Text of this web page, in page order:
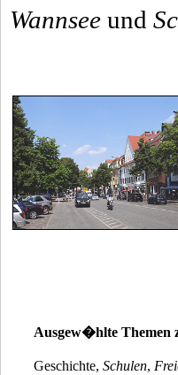
Wannsee und
Ausgew�hlte Themen
Geschichte, Schulen,